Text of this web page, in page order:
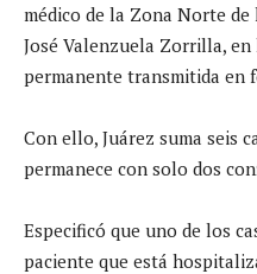
médico de la Zona Norte
José Valenzuela Zorrilla,
permanente transmitida en
Con ello, Juárez suma seis
permanece con solo dos
Especificó que uno de los
paciente que está